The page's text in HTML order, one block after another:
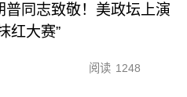
普同志致敬！美政坛上演
红大赛”
阅读 1248